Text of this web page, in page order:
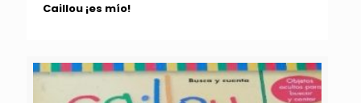
Caillou ¡es mío!